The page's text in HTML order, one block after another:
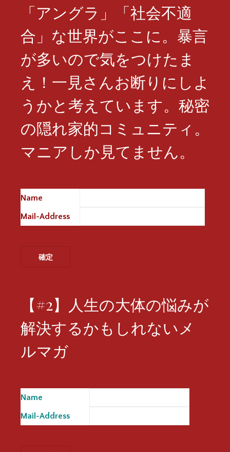
「アングラ」「社会不適
合」な世界がここに。暴言
が多いので気をつけたま
え！一見さんお断りにしよ
うかと考えています。秘密
の隠れ家的コミュニティ。
マニアしか見てません。
Name
Mail-Address
【#2】人生の大体の悩みが
解決するかもしれないメ
ルマガ
Name
Mail-Address